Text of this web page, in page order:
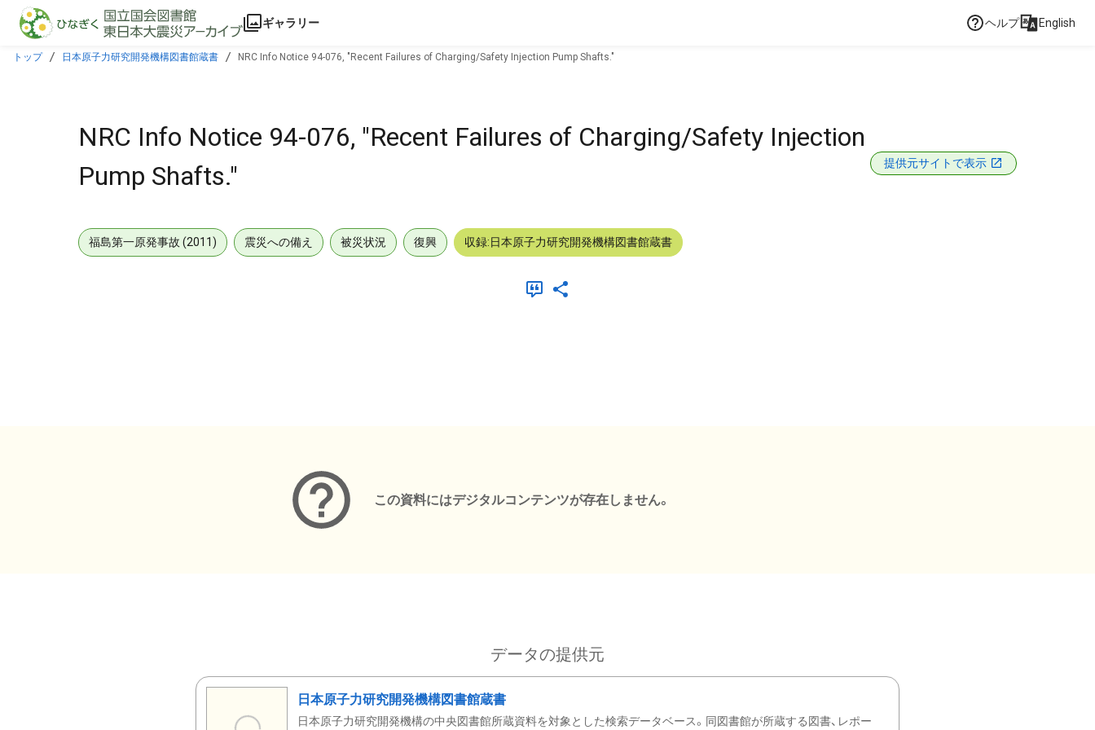
本文に飛ぶ
ギャラリー ヘルプ English
トップ 日本原子力研究開発機構図書館蔵書 NRC Info Notice 94-076, "Recent Failures of Charging/Safety Injection Pump Shafts."
NRC Info Notice 94-076, "Recent Failures of Charging/Safety Injection
Pump Shafts."
提供元サイトで表示
福島第一原発事故 (2011) 震災への備え 被災状況 復興 収録:日本原子力研究開発機構図書館蔵書
この資料にはデジタルコンテンツが存在しません。
データの提供元
日本原子力研究開発機構図書館蔵書
日本原子力研究開発機構の中央図書館所蔵資料を対象とした検索データベース。同図書館が所蔵する図書、レポー